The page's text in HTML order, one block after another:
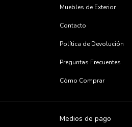
Muebles de Exterior
Contacto
Política de Devolución
Preguntas Frecuentes
Cómo Comprar
Medios de pago